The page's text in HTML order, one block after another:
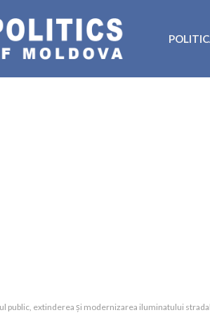
public, extinderea și modernizarea iluminatului